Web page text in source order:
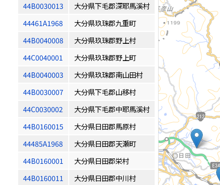
44B0030013
大分県下毛郡深耶馬溪村
44461A1968
大分県玖珠郡九重町
44B0040008
大分県玖珠郡野上村
44C0040001
大分県玖珠郡野上町
44B0040003
大分県玖珠郡南山田村
44B0030007
大分県下毛郡山移村
44C0030002
大分県下毛郡中耶馬溪村
44B0160015
大分県日田郡馬原村
44485A1968
大分県日田郡天瀬町
44B0160001
大分県日田郡栄村
44B0160011
大分県日田郡中川村